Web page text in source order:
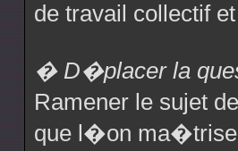
de travail collectif
� D�placer la
Ramener le sujet
que l�on